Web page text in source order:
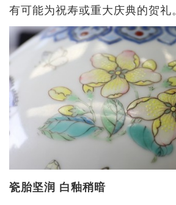
有可能为祝寿或重大庆典的贺礼。
瓷胎坚润 白釉稍暗